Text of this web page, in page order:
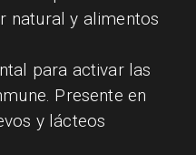
natural y alimentos
para activar las
Presente en
y lácteos